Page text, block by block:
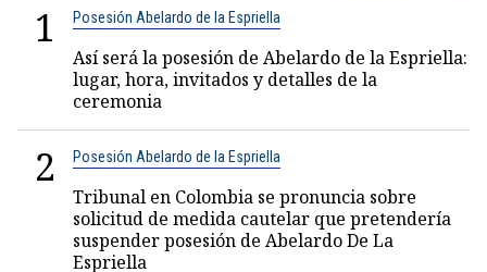
1 Posesión Abelardo de la Espriella
Así será la posesión de Abelardo de la Espriella:
lugar, hora, invitados y detalles de la
ceremonia
2 Posesión Abelardo de la Espriella
Tribunal en Colombia se pronuncia sobre
solicitud de medida cautelar que pretendería
suspender posesión de Abelardo De La
Espriella